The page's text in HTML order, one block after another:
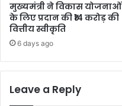
मुख्यमंत्री ने विकास योजनाओं
के लिए प्रदान की ₹14 करोड़ की
वित्तीय स्वीकृति
6 days ago
Leave a Reply